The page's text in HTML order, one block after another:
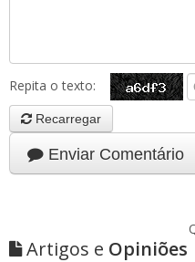
Repita o texto:
Recarregar
Enviar Comentário
Artigos e Opiniões